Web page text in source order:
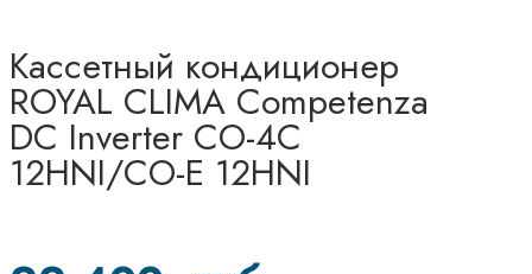
Кассетный кондиционер
ROYAL CLIMA Competenza
DC Inverter CO-4C
12HNI/CO-E 12HNI